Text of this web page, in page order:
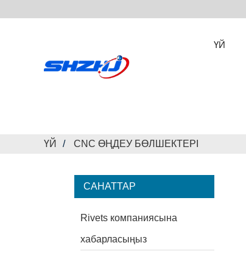
ҮЙ
ҮЙ CNC ӨҢДЕУ БӨЛШЕКТЕРІ
САНАТТАР
Rivets компаниясына
хабарласыңыз